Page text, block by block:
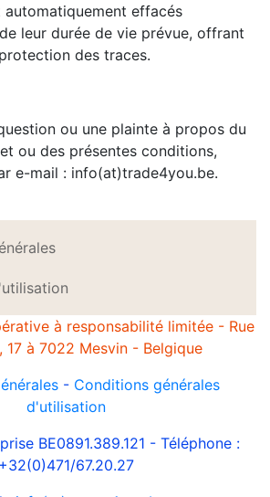
effacés
leur durée de vie prévue, offrant
des traces.
ou une plainte à propos du
ou des présentes conditions,
e-mail : info(at)trade4you.be.
à responsabilité limitée - Rue
17 à 7022 Mesvin - Belgique
- Conditions générales
d'utilisation
BE0891.389.121 - Téléphone :
+32(0)471/67.20.27